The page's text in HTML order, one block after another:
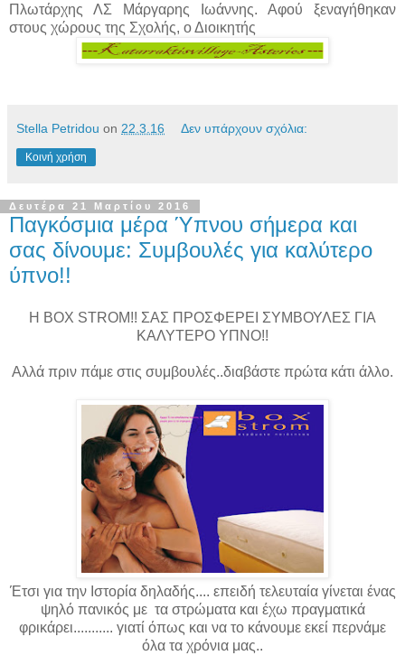
Πλωτάρχης ΛΣ Μάργαρης Ιωάννης. Αφού ξεναγήθηκαν
στους χώρους της Σχολής, ο Διοικητής
Stella Petridou on 22.3.16 Δεν υπάρχουν σχόλια:
Κοινή χρήση
Δευτέρα 21 Μαρτίου 2016
Παγκόσμια μέρα Ύπνου σήμερα και
σας δίνουμε: Συμβουλές για καλύτερο
ύπνο!!
H BOX STROM!! ΣΑΣ ΠΡΟΣΦΕΡΕΙ ΣΥΜΒΟΥΛΕΣ ΓΙΑ
ΚΑΛΥΤΕΡΟ ΥΠΝΟ!!
Αλλά πριν πάμε στις συμβουλές..διαβάστε πρώτα κάτι άλλο.
Έτσι για την Ιστορία δηλαδής.... επειδή τελευταία γίνεται ένας
ψηλό πανικός με τα στρώματα και έχω πραγματικά
φρικάρει........... γιατί όπως και να το κάνουμε εκεί περνάμε
όλα τα χρόνια μας..